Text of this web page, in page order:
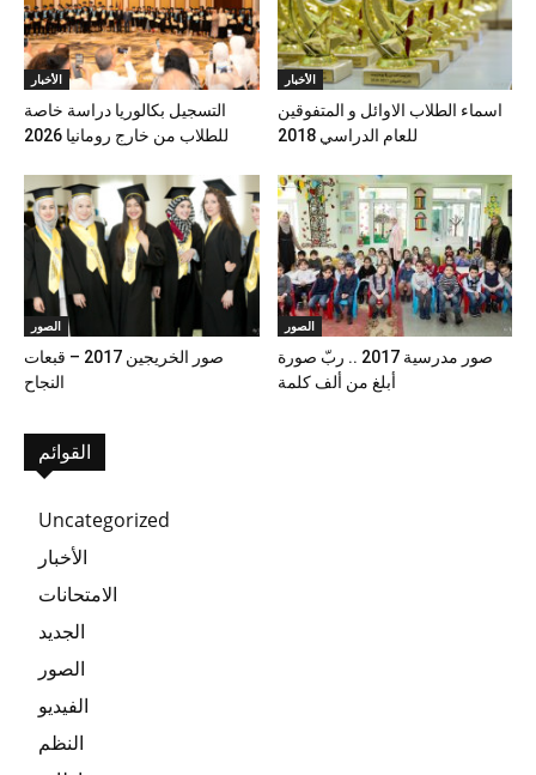
الأخبار
التسجيل بكالوريا دراسة خاصة
للطلاب من خارج رومانيا 2026
الأخبار
اسماء الطلاب الاوائل و المتفوقين
للعام الدراسي 2018
الصور
صور الخريجين 2017 – قبعات
النجاح
الصور
صور مدرسية 2017 .. ربّ صورة
أبلغ من ألف كلمة
القوائم
Uncategorized
الأخبار
الامتحانات
الجديد
الصور
الفيديو
النظم